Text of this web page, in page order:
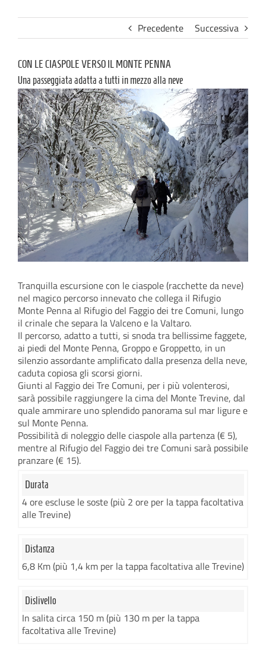
Precedente Successiva
CON LE CIASPOLE VERSO IL MONTE PENNA
Una passeggiata adatta a tutti in mezzo alla neve
Tranquilla escursione con le ciaspole (racchette da neve)
nel magico percorso innevato che collega il Rifugio
Monte Penna al Rifugio del Faggio dei tre Comuni, lungo
il crinale che separa la Valceno e la Valtaro.
Il percorso, adatto a tutti, si snoda tra bellissime faggete,
ai piedi del Monte Penna, Groppo e Groppetto, in un
silenzio assordante amplificato dalla presenza della neve,
caduta copiosa gli scorsi giorni.
Giunti al Faggio dei Tre Comuni, per i più volenterosi,
sarà possibile raggiungere la cima del Monte Trevine, dal
quale ammirare uno splendido panorama sul mar ligure e
sul Monte Penna.
Possibilità di noleggio delle ciaspole alla partenza (€ 5),
mentre al Rifugio del Faggio dei tre Comuni sarà possibile
pranzare (€ 15).
Durata
4 ore escluse le soste (più 2 ore per la tappa facoltativa
alle Trevine)
Distanza
6,8 Km (più 1,4 km per la tappa facoltativa alle Trevine)
Dislivello
In salita circa 150 m (più 130 m per la tappa
facoltativa alle Trevine)